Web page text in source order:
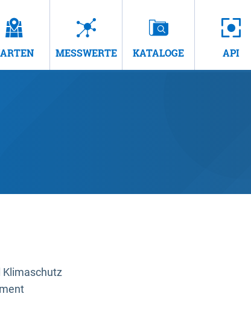
MESSWERTE KATALOGE API
Klimaschutz